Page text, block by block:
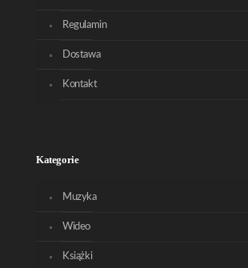
Regulamin
Dostawa
Kontakt
Kategorie
Muzyka
Wideo
Książki